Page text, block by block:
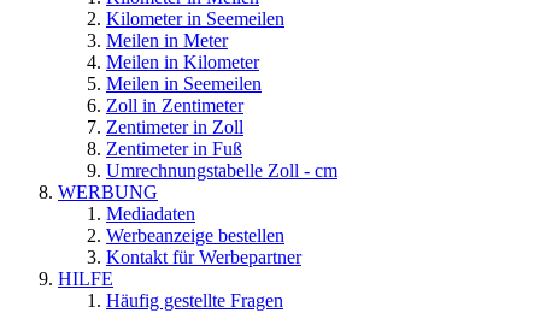
Kilometer in Seemeilen
Meilen in Meter
Meilen in Kilometer
Meilen in Seemeilen
Zoll in Zentimeter
Zentimeter in Zoll
Zentimeter in Fuß
Umrechnungstabelle Zoll - cm
WERBUNG
Mediadaten
Werbeanzeige bestellen
Kontakt für Werbepartner
HILFE
Häufig gestellte Fragen